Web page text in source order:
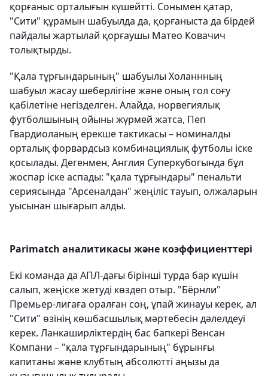
қорғаныс орталығын күшейтті. Сонымен қатар,
"Сити" құрамын шабуылда да, қорғаныста да бірдей
пайдалы жартылай қорғаушы Матео Ковачич
толықтырды.
"Қала тұрғындарының" шабуылы Холаннның
шабуыл жасау шеберлігіне және оның гол соғу
қабілетіне негізделген. Алайда, норвегиялық
футболшының ойыны жүрмей жатса, Пеп
Гвардиоланың ерекше тактикасы – номиналды
орталық форвардсыз комбинациялық футболы іске
қосылады. Дегенмен, Англия Суперкубогында бұл
жоспар іске аспады: "қала тұрғындары" пенальти
сериясында "Арсеналдан" жеңіліс тауып, олжаларын
уысынан шығарып алды.
Parimatch аналитикасы және коэффициенттері
Екі команда да АПЛ-дағы бірінші турда бар күшін
салып, жеңіске жетуді көздеп отыр. "Бёрнли"
Премьер-лигаға оралған соң, ұпай жинауы керек, ал
"Сити" өзінің көшбасшылық мәртебесін дәлелдеуі
керек. Ланкаширліктердің бас бапкері Венсан
Компани – "қала тұрғындарының" бұрынғы
капитаны және клубтың абсолютті аңызы да